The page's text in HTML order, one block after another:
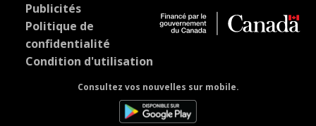
Publicités
Politique de
confidentialité
Condition d'utilisation
Consultez vos nouvelles sur mobile.